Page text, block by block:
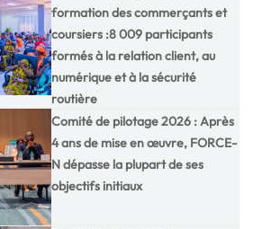
formation des commerçants et
coursiers :8 009 participants
formés à la relation client, au
numérique et à la sécurité
routière
Comité de pilotage 2026 : Après
4 ans de mise en œuvre, FORCE-
N dépasse la plupart de ses
objectifs initiaux